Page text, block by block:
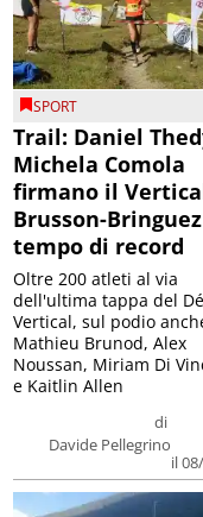
SPORT
Trail: Daniel
Michela Comola
firmano il
Brusson-
tempo di record
di
Davide Pellegrino
il
Oltre 200 atleti al via
dell'ultima tappa del
Vertical, sul podio
Mathieu Brunod, Alex
Noussan, Miriam Di
e Kaitlin Allen